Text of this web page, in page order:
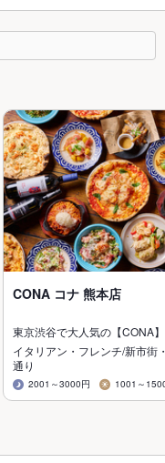
CONA コナ 熊本店
東京渋谷で大人気の【CONA
イタリアン・フレンチ/新市街
通り
2001～3000円 1001～